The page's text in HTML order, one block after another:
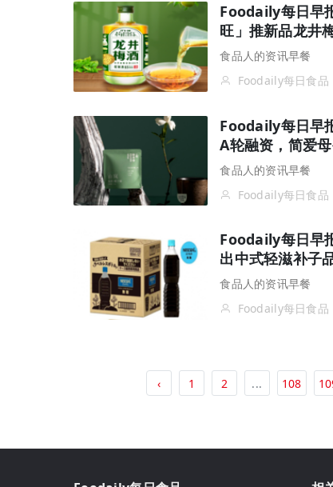
Foodaily每日早
旺」推新品龙井
食品人的资讯早餐
Foodaily每日食品
Foodaily每日早
A轮融资，简爱
食品人的资讯早餐
Foodaily每日食品
Foodaily每日早
出中式轻滋补子
食品人的资讯早餐
Foodaily每日食品
‹ 1 2 ... 108